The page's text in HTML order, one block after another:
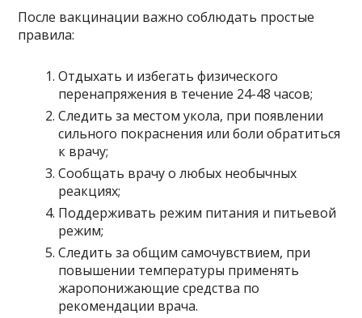
После вакцинации важно соблюдать простые
правила:
Отдыхать и избегать физического
перенапряжения в течение 24-48 часов;
Следить за местом укола, при появлении
сильного покраснения или боли обратиться
к врачу;
Сообщать врачу о любых необычных
реакциях;
Поддерживать режим питания и питьевой
режим;
Следить за общим самочувствием, при
повышении температуры применять
жаропонижающие средства по
рекомендации врача.